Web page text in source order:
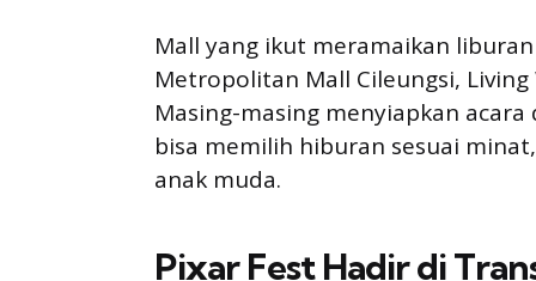
Mall yang ikut meramaikan
Metropolitan Mall Cileungsi,
Masing-masing menyiapkan
bisa memilih hiburan sesuai
anak muda.
Pixar Fest Hadir di